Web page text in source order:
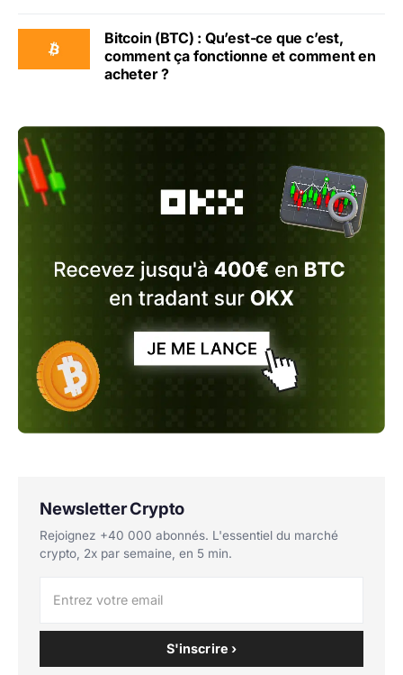
Bitcoin (BTC) : Qu’est-ce que c’est,
comment ça fonctionne et comment en
acheter ?
Newsletter Crypto
Rejoignez +40 000 abonnés. L'essentiel du marché
crypto, 2x par semaine, en 5 min.
S'inscrire ›